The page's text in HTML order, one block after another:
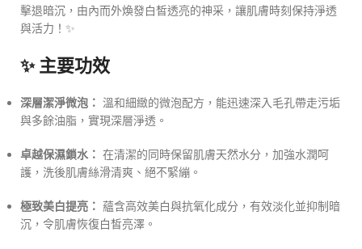
擊退暗沉，由內而外煥發白皙透亮的神采，讓肌膚時刻保持淨透
與活力！✨
✨ 主要功效
深層潔淨微泡： 溫和細緻的微泡配方，能迅速深入毛孔帶走污垢
與多餘油脂，實現深層淨透。
卓越保濕鎖水： 在清潔的同時保留肌膚天然水分，加強水潤呵
護，洗後肌膚絲滑清爽、絕不緊繃。
極致美白提亮： 蘊含高效美白與抗氧化成分，有效淡化並抑制暗
沉，令肌膚恢復白皙亮澤。